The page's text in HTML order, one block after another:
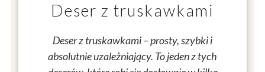
Deser z truskawkami
Deser z truskawkami – prosty, szybki i
absolutnie uzależniający. To jeden z tych